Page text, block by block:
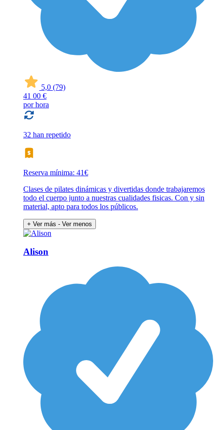
5,0 (79)
41 00 €
por hora
32 han repetido
Reserva mínima: 41€
Clases de pilates dinámicas y divertidas donde trabajaremos
todo el cuerpo junto a nuestras cualidades fisicas. Con y sin
material, apto para todos los públicos.
+ Ver más - Ver menos
Alison